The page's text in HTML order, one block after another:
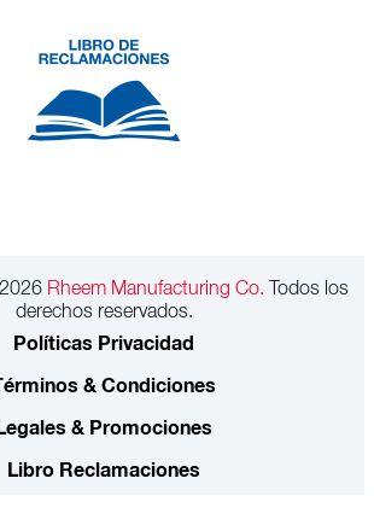
Rheem Manufacturing Co. Todos los
derechos reservados.
Políticas Privacidad
& Condiciones
& Promociones
Libro Reclamaciones